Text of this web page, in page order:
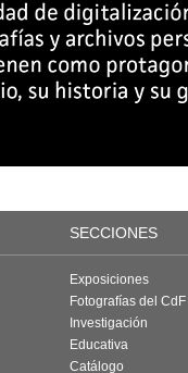
SECCIONES
Exposiciones
Fotografías del CdF
Investigación
Educativa
Catálogo